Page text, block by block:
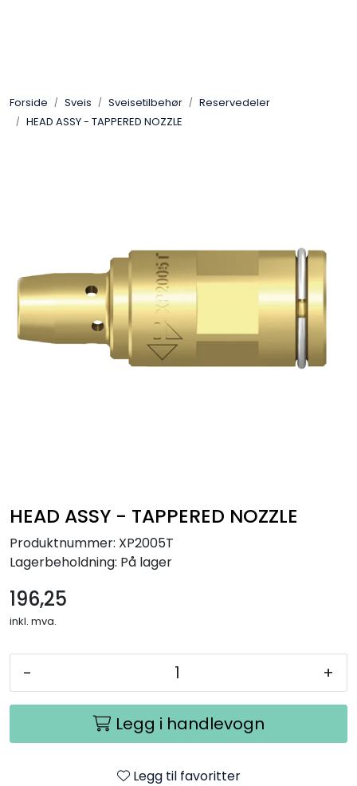
Forside Sveis Sveisetilbehør
Reservedeler
HEAD ASSY - TAPPERED NOZZLE
HEAD ASSY - TAPPERED NOZZLE
Produktnummer: XP2005T
Lagerbeholdning: På lager
196,25
inkl. mva.
- +
Legg i handlevogn
Legg til favoritter
Pakning
Verneutstyr
Industriprodukter